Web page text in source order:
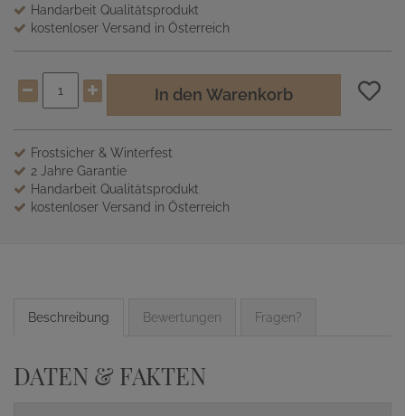
Handarbeit Qualitätsprodukt
kostenloser Versand in Österreich
In den Warenkorb
Frostsicher & Winterfest
2 Jahre Garantie
Handarbeit Qualitätsprodukt
kostenloser Versand in Österreich
Beschreibung Bewertungen Fragen?
DATEN & FAKTEN